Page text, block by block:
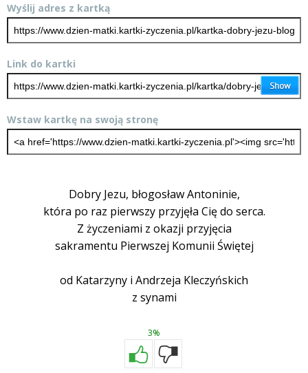
Wyślij adres z kartką
Link do kartki
Wstaw kartkę na swoją stronę
Dobry Jezu, błogosław Antoninie,
która po raz pierwszy przyjęła Cię do serca.
Z życzeniami z okazji przyjęcia
sakramentu Pierwszej Komunii Świętej
od Katarzyny i Andrzeja Kleczyńskich
z synami
3%